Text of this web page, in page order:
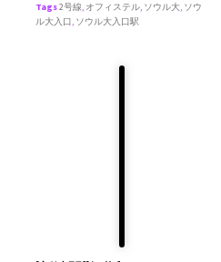
Tags2号線, オフィステル, ソウル大, ソウ
ル大入口, ソウル大入口駅